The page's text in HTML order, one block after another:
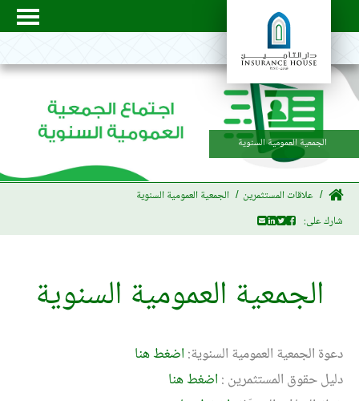
الجمعية العمومية السنوية
علاقات المستثمرين
الجمعية العمومية السنوية
شارك على:
الجمعية العمومية السنوية
دعوة الجمعية العمومية السنوية: اضغط هنا
دليل حقوق المستثمرين : اضغط هنا